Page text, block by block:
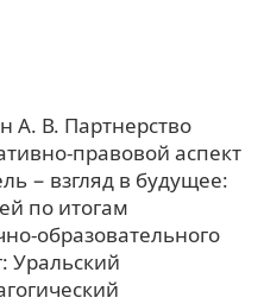
А. В. Партнерство
правовой аспект
− взгляд в будущее:
по итогам
образовательного
Уральский